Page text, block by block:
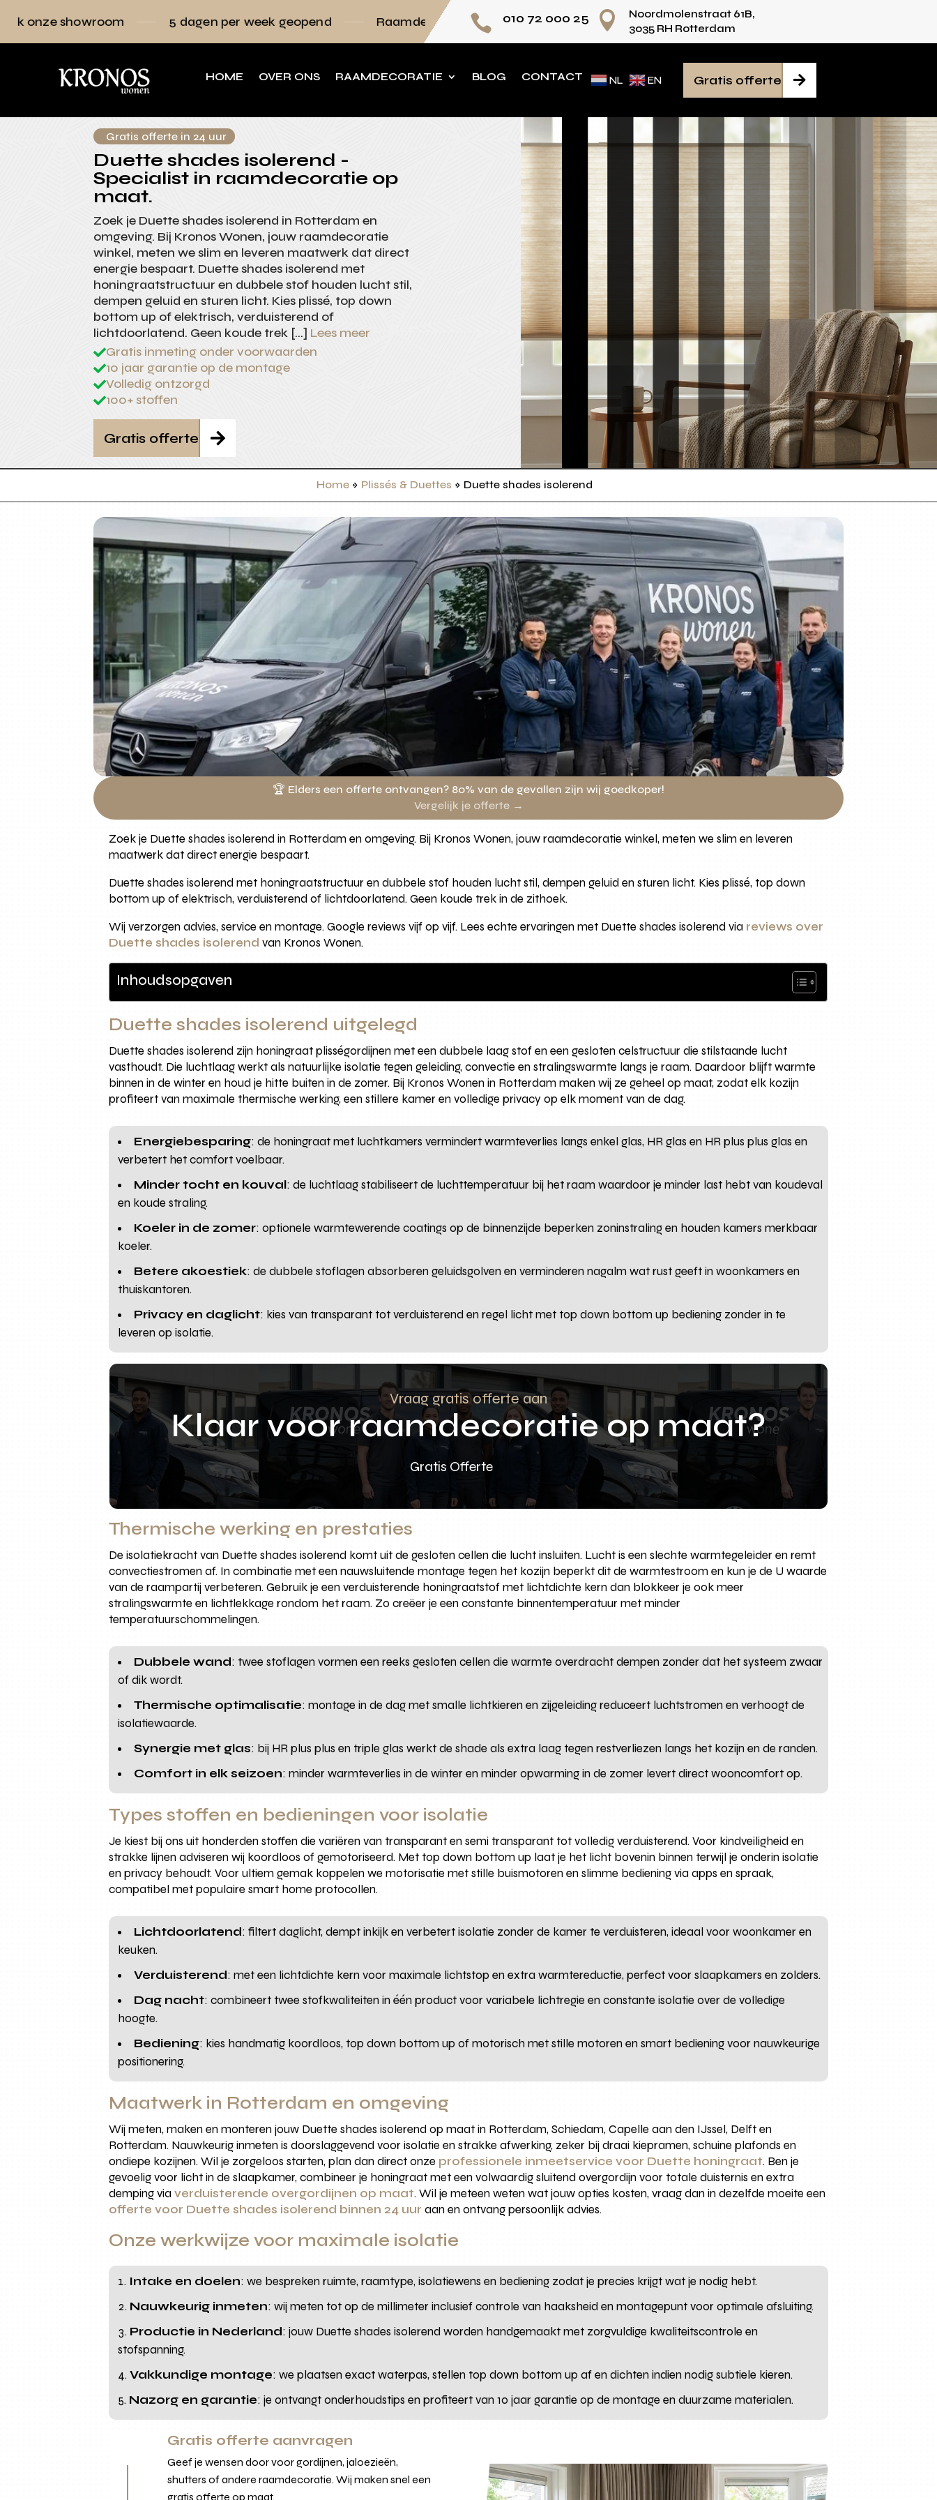
5 dagen per week geopend Raamdecoratie volledig op maat Persoonlijk advies voor iedere ruimte
 010 72 000 25 
Noordmolenstraat 61B,
3035 RH Rotterdam
HOME OVER ONS RAAMDECORATIE BLOG CONTACT NL EN 
Gratis offerte
Gratis offerte in 24 uur
Duette shades isolerend -
Specialist in raamdecoratie op
maat.
Zoek je Duette shades isolerend in Rotterdam en
omgeving. Bij Kronos Wonen, jouw raamdecoratie
winkel, meten we slim en leveren maatwerk dat direct
energie bespaart. Duette shades isolerend met
honingraatstructuur en dubbele stof houden lucht stil,
dempen geluid en sturen licht. Kies plissé, top down
bottom up of elektrisch, verduisterend of
lichtdoorlatend. Geen koude trek […] Lees meer
Gratis inmeting onder voorwaarden
10 jaar garantie op de montage
Volledig ontzorgd
100+ stoffen

Gratis offerte
Home » Plissés & Duettes » Duette shades isolerend
🏆 Elders een offerte ontvangen? 80% van de gevallen zijn wij goedkoper!
Vergelijk je offerte →
Zoek je Duette shades isolerend in Rotterdam en omgeving. Bij Kronos Wonen, jouw raamdecoratie winkel, meten we slim en leveren
maatwerk dat direct energie bespaart.
Duette shades isolerend met honingraatstructuur en dubbele stof houden lucht stil, dempen geluid en sturen licht. Kies plissé, top down
bottom up of elektrisch, verduisterend of lichtdoorlatend. Geen koude trek in de zithoek.
Wij verzorgen advies, service en montage. Google reviews vijf op vijf. Lees echte ervaringen met Duette shades isolerend via reviews over
Duette shades isolerend van Kronos Wonen.
Inhoudsopgaven
Duette shades isolerend uitgelegd
Duette shades isolerend zijn honingraat plisségordijnen met een dubbele laag stof en een gesloten celstructuur die stilstaande lucht
vasthoudt. Die luchtlaag werkt als natuurlijke isolatie tegen geleiding, convectie en stralingswarmte langs je raam. Daardoor blijft warmte
binnen in de winter en houd je hitte buiten in de zomer. Bij Kronos Wonen in Rotterdam maken wij ze geheel op maat, zodat elk kozijn
profiteert van maximale thermische werking, een stillere kamer en volledige privacy op elk moment van de dag.
Energiebesparing: de honingraat met luchtkamers vermindert warmteverlies langs enkel glas, HR glas en HR plus plus glas en
verbetert het comfort voelbaar.
Minder tocht en kouval: de luchtlaag stabiliseert de luchttemperatuur bij het raam waardoor je minder last hebt van koudeval
en koude straling.
Koeler in de zomer: optionele warmtewerende coatings op de binnenzijde beperken zoninstraling en houden kamers merkbaar
koeler.
Betere akoestiek: de dubbele stoflagen absorberen geluidsgolven en verminderen nagalm wat rust geeft in woonkamers en
thuiskantoren.
Privacy en daglicht: kies van transparant tot verduisterend en regel licht met top down bottom up bediening zonder in te
leveren op isolatie.
Vraag gratis offerte aan
Klaar voor raamdecoratie op maat?
Gratis Offerte
Thermische werking en prestaties
De isolatiekracht van Duette shades isolerend komt uit de gesloten cellen die lucht insluiten. Lucht is een slechte warmtegeleider en remt
convectiestromen af. In combinatie met een nauwsluitende montage tegen het kozijn beperkt dit de warmtestroom en kun je de U waarde
van de raampartij verbeteren. Gebruik je een verduisterende honingraatstof met lichtdichte kern dan blokkeer je ook meer
stralingswarmte en lichtlekkage rondom het raam. Zo creëer je een constante binnentemperatuur met minder
temperatuurschommelingen.
Dubbele wand: twee stoflagen vormen een reeks gesloten cellen die warmte overdracht dempen zonder dat het systeem zwaar
of dik wordt.
Thermische optimalisatie: montage in de dag met smalle lichtkieren en zijgeleiding reduceert luchtstromen en verhoogt de
isolatiewaarde.
Synergie met glas: bij HR plus plus en triple glas werkt de shade als extra laag tegen restverliezen langs het kozijn en de randen.
Comfort in elk seizoen: minder warmteverlies in de winter en minder opwarming in de zomer levert direct wooncomfort op.
Types stoffen en bedieningen voor isolatie
Je kiest bij ons uit honderden stoffen die variëren van transparant en semi transparant tot volledig verduisterend. Voor kindveiligheid en
strakke lijnen adviseren wij koordloos of gemotoriseerd. Met top down bottom up laat je het licht bovenin binnen terwijl je onderin isolatie
en privacy behoudt. Voor ultiem gemak koppelen we motorisatie met stille buismotoren en slimme bediening via apps en spraak,
compatibel met populaire smart home protocollen.
Lichtdoorlatend: filtert daglicht, dempt inkijk en verbetert isolatie zonder de kamer te verduisteren, ideaal voor woonkamer en
keuken.
Verduisterend: met een lichtdichte kern voor maximale lichtstop en extra warmtereductie, perfect voor slaapkamers en zolders.
Dag nacht: combineert twee stofkwaliteiten in één product voor variabele lichtregie en constante isolatie over de volledige
hoogte.
Bediening: kies handmatig koordloos, top down bottom up of motorisch met stille motoren en smart bediening voor nauwkeurige
positionering.
Maatwerk in Rotterdam en omgeving
Wij meten, maken en monteren jouw Duette shades isolerend op maat in Rotterdam, Schiedam, Capelle aan den IJssel, Delft en
Rotterdam. Nauwkeurig inmeten is doorslaggevend voor isolatie en strakke afwerking, zeker bij draai kiepramen, schuine plafonds en
ondiepe kozijnen. Wil je zorgeloos starten, plan dan direct onze professionele inmeetservice voor Duette honingraat. Ben je
gevoelig voor licht in de slaapkamer, combineer je honingraat met een volwaardig sluitend overgordijn voor totale duisternis en extra
demping viaverduisterende overgordijnen op maat. Wil je meteen weten wat jouw opties kosten, vraag dan in dezelfde moeite een
offerte voor Duette shades isolerend binnen 24 uur aan en ontvang persoonlijk advies.
Onze werkwijze voor maximale isolatie
Intake en doelen: we bespreken ruimte, raamtype, isolatiewens en bediening zodat je precies krijgt wat je nodig hebt.
Nauwkeurig inmeten: wij meten tot op de millimeter inclusief controle van haaksheid en montagepunt voor optimale afsluiting.
Productie in Nederland: jouw Duette shades isolerend worden handgemaakt met zorgvuldige kwaliteitscontrole en
stofspanning.
Vakkundige montage: we plaatsen exact waterpas, stellen top down bottom up af en dichten indien nodig subtiele kieren.
Nazorg en garantie: je ontvangt onderhoudstips en profiteert van 10 jaar garantie op de montage en duurzame materialen.
Gratis offerte aanvragen
Geef je wensen door voor gordijnen, jaloezieën,
shutters of andere raamdecoratie. Wij maken snel een
gratis offerte op maat.